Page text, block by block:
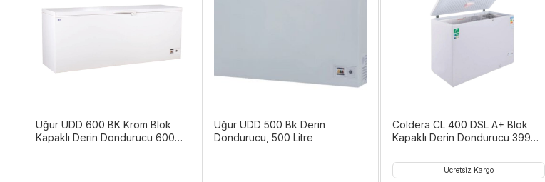
Uğur UDD 600 BK Krom Blok
Kapaklı Derin Dondurucu 600
Uğur UDD 500 Bk Derin
Dondurucu, 500 Litre
Coldera CL 400 DSL A+ Blok
Kapaklı Derin Dondurucu 399
Ücretsiz Kargo